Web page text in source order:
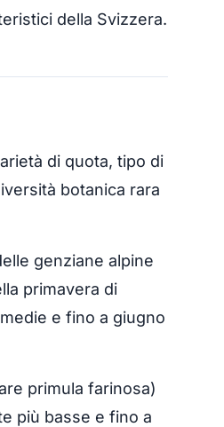
della Svizzera.
di quota, tipo di
botanica rara
genziane alpine
primavera di
e fino a giugno
primula farinosa)
più basse e fino a